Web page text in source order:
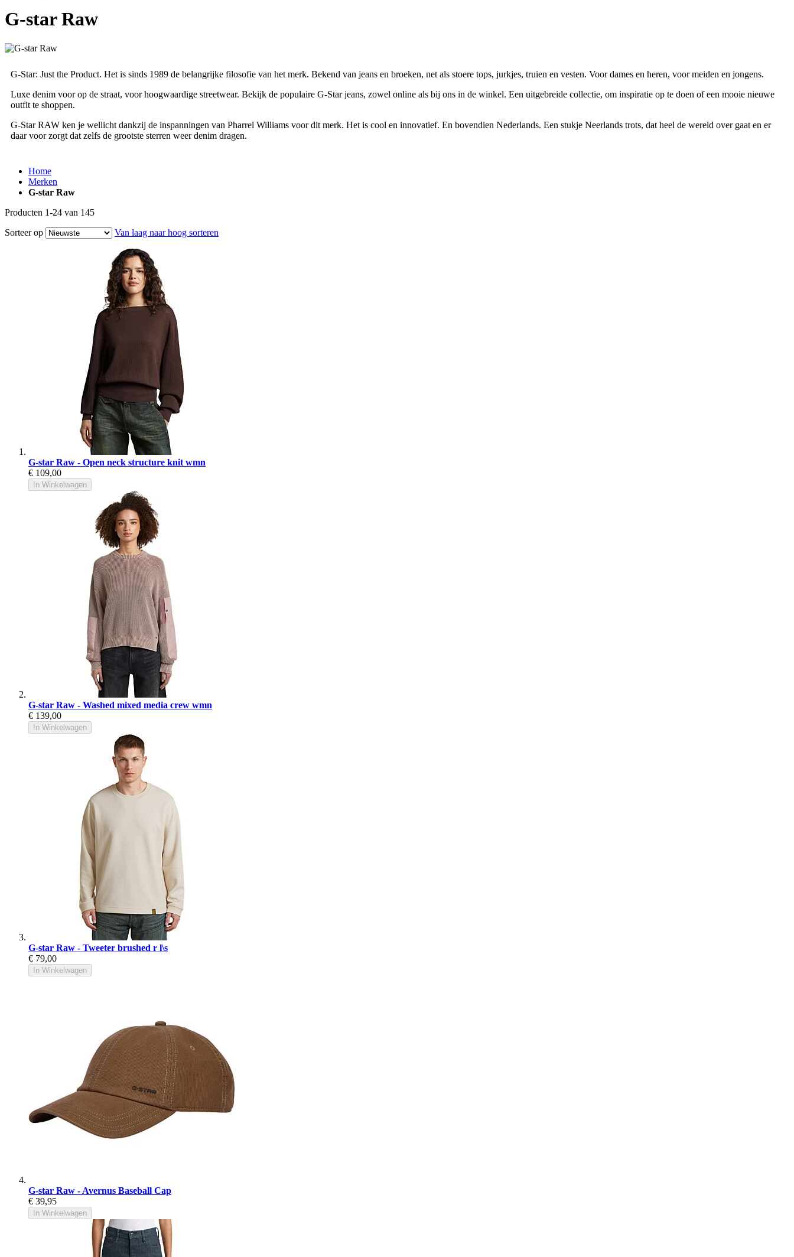
G-star Raw
G-Star: Just the Product. Het is sinds 1989 de belangrijke filosofie van het merk. Bekend van jeans en broeken, net als stoere tops, jurkjes, truien en vesten. Voor dames en heren, voor meiden en jongens.
Luxe denim voor op de straat, voor hoogwaardige streetwear. Bekijk de populaire G-Star jeans, zowel online als bij ons in de winkel. Een uitgebreide collectie, om inspiratie op te doen of een mooie nieuwe
outfit te shoppen.
G-Star RAW ken je wellicht dankzij de inspanningen van Pharrel Williams voor dit merk. Het is cool en innovatief. En bovendien Nederlands. Een stukje Neerlands trots, dat heel de wereld over gaat en er
daar voor zorgt dat zelfs de grootste sterren weer denim dragen.
Home
Merken
G-star Raw
Producten 1-24 van 145
Sorteer op
Van laag naar hoog sorteren
G-star Raw - Open neck structure knit wmn
€ 109,00
In Winkelwagen
G-star Raw - Washed mixed media crew wmn
€ 139,00
In Winkelwagen
G-star Raw - Tweeter brushed r l\s
€ 79,00
In Winkelwagen
G-star Raw - Avernus Baseball Cap
€ 39,95
In Winkelwagen